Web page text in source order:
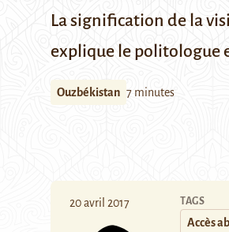
La signification de la
explique le politologue
Ouzbékistan 7 minutes
20 avril 2017 TAGS
Accès